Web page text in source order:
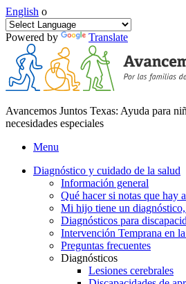
English o
Powered by Translate
Avancemos Juntos Texas: Ayuda para
necesidades especiales
Menu
Diagnóstico y cuidado de la salud
Información general
Qué hacer si notas que hay
Mi hijo tiene un
Diagnósticos para
Intervención Temprana en
Preguntas frecuentes
Diagnósticos
Lesiones cerebrales